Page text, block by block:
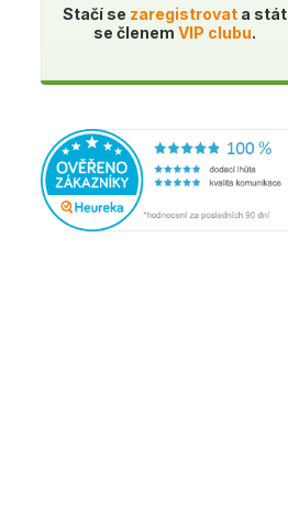
Stačí se zaregistrovat a stát
se členem VIP clubu.